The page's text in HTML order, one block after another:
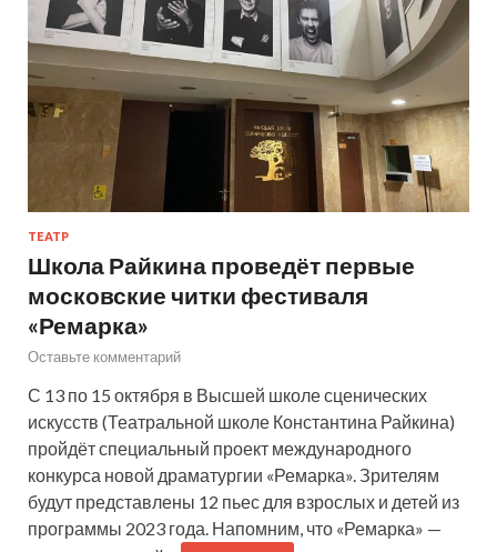
ТЕАТР
Школа Райкина проведёт первые
московские читки фестиваля
«Ремарка»
Оставьте комментарий
С 13 по 15 октября в Высшей школе сценических
искусств (Театральной школе Константина Райкина)
пройдёт специальный проект международного
конкурса новой драматургии «Ремарка». Зрителям
будут представлены 12 пьес для взрослых и детей из
программы 2023 года. Напомним, что «Ремарка» —